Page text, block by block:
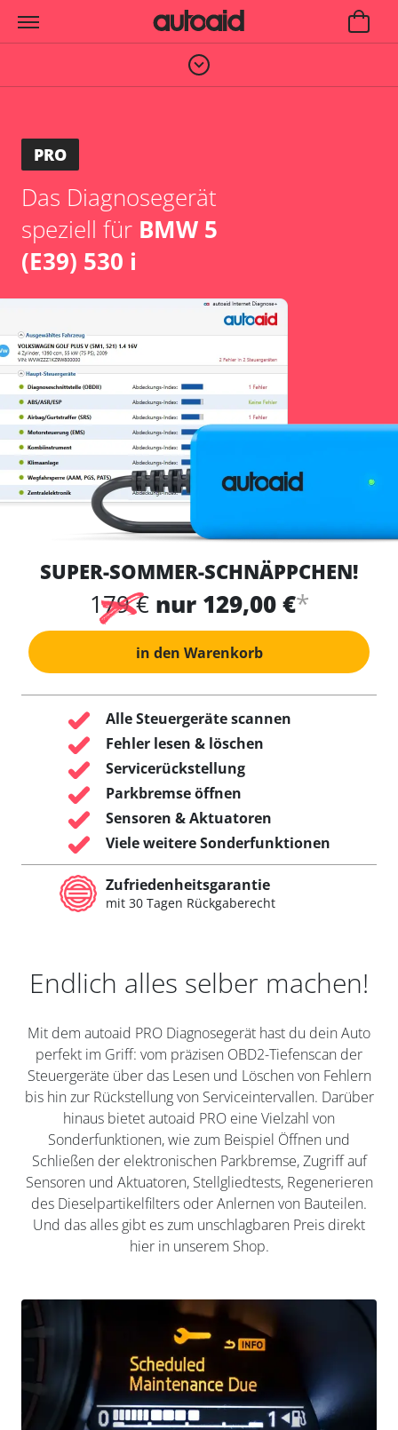
PRO
Das Diagnosegerät
speziell für BMW 5
(E39) 530 i
SUPER-SOMMER-SCHNÄPPCHEN!
179 € nur 129,00 €*
in den Warenkorb
Alle Steuergeräte scannen
Fehler lesen & löschen
Servicerückstellung
Parkbremse öffnen
Sensoren & Aktuatoren
Viele weitere Sonderfunktionen
Zufriedenheitsgarantie
mit 30 Tagen Rückgaberecht
Endlich alles selber machen!
Mit dem autoaid PRO Diagnosegerät hast du dein Auto
perfekt im Griff: vom präzisen OBD2-Tiefenscan der
Steuergeräte über das Lesen und Löschen von Fehlern
bis hin zur Rückstellung von Serviceintervallen. Darüber
hinaus bietet autoaid PRO eine Vielzahl von
Sonderfunktionen, wie zum Beispiel Öffnen und
Schließen der elektronischen Parkbremse, Zugriff auf
Sensoren und Aktuatoren, Stellgliedtests, Regenerieren
des Dieselpartikelfilters oder Anlernen von Bauteilen.
Und das alles gibt es zum unschlagbaren Preis direkt
hier in unserem Shop.